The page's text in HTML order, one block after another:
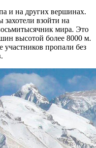
и на других вершинах.
взойти на
мира. Это
высотой более 8000 м.
участников пропали без